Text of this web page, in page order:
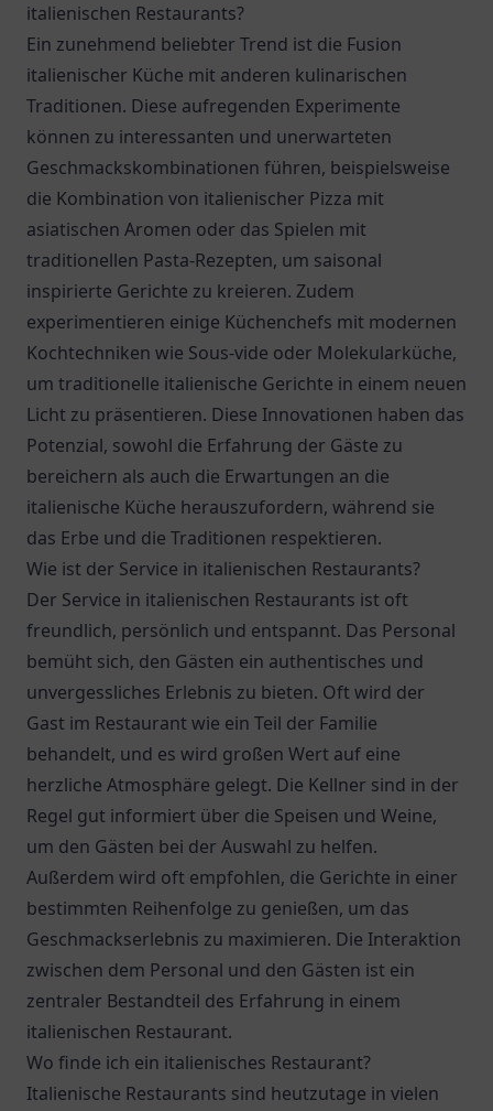
italienischen Restaurants?
Ein zunehmend beliebter Trend ist die Fusion
italienischer Küche mit anderen kulinarischen
Traditionen. Diese aufregenden Experimente
können zu interessanten und unerwarteten
Geschmackskombinationen führen, beispielsweise
die Kombination von italienischer Pizza mit
asiatischen Aromen oder das Spielen mit
traditionellen Pasta-Rezepten, um saisonal
inspirierte Gerichte zu kreieren. Zudem
experimentieren einige Küchenchefs mit modernen
Kochtechniken wie Sous-vide oder Molekularküche,
um traditionelle italienische Gerichte in einem neuen
Licht zu präsentieren. Diese Innovationen haben das
Potenzial, sowohl die Erfahrung der Gäste zu
bereichern als auch die Erwartungen an die
italienische Küche herauszufordern, während sie
das Erbe und die Traditionen respektieren.
Wie ist der Service in italienischen Restaurants?
Der Service in italienischen Restaurants ist oft
freundlich, persönlich und entspannt. Das Personal
bemüht sich, den Gästen ein authentisches und
unvergessliches Erlebnis zu bieten. Oft wird der
Gast im Restaurant wie ein Teil der Familie
behandelt, und es wird großen Wert auf eine
herzliche Atmosphäre gelegt. Die Kellner sind in der
Regel gut informiert über die Speisen und Weine,
um den Gästen bei der Auswahl zu helfen.
Außerdem wird oft empfohlen, die Gerichte in einer
bestimmten Reihenfolge zu genießen, um das
Geschmackserlebnis zu maximieren. Die Interaktion
zwischen dem Personal und den Gästen ist ein
zentraler Bestandteil des Erfahrung in einem
italienischen Restaurant.
Wo finde ich ein italienisches Restaurant?
Italienische Restaurants sind heutzutage in vielen